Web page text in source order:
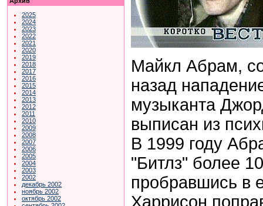
2025
2024
2023
2022
2021
2020
2019
2018
2017
2016
2015
2014
2013
2012
2011
2010
2009
2008
2007
2006
2005
2004
2003
2002
декабрь 2002
ноябрь 2002
октябрь 2002
Майкл Абрам,
назад
музыканта
выписан из
В 1999 году
"Битлз" более
пробравшись в
Харрисон